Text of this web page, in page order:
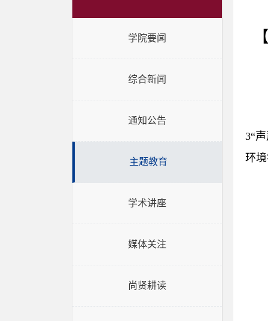
学院要闻
综合新闻
通知公告
主题教育
学术讲座
媒体关注
尚贤耕读
3“
环